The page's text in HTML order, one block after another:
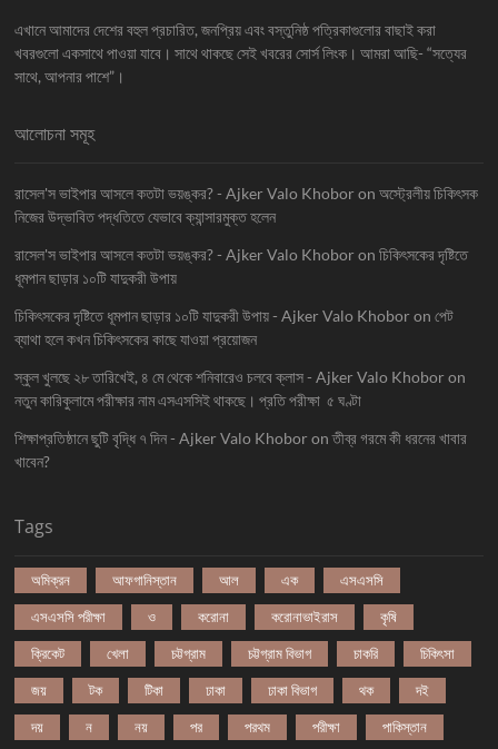
এখানে আমাদের দেশের বহুল প্রচারিত, জনপ্রিয় এবং বস্তুনিষ্ঠ পত্রিকাগুলোর বাছাই করা
খবরগুলো একসাথে পাওয়া যাবে। সাথে থাকছে সেই খবরের সোর্স লিংক। আমরা আছি- “সত্যের
সাথে, আপনার পাশে”।
আলোচনা সমূহ
রাসেল'স ভাইপার আসলে কতটা ভয়ঙ্কর? - Ajker Valo Khobor onঅস্ট্রেলীয় চিকিৎসক
নিজের উদ্ভাবিত পদ্ধতিতে যেভাবে ক্যান্সারমুক্ত হলেন
রাসেল'স ভাইপার আসলে কতটা ভয়ঙ্কর? - Ajker Valo Khobor onচিকিৎসকের দৃষ্টিতে
ধূমপান ছাড়ার ১০টি যাদুকরী উপায়
চিকিৎসকের দৃষ্টিতে ধূমপান ছাড়ার ১০টি যাদুকরী উপায় - Ajker Valo Khobor onপেট
ব্যাথা হলে কখন চিকিৎসকের কাছে যাওয়া প্রয়োজন
স্কুল খুলছে ২৮ তারিখেই, ৪ মে থেকে শনিবারেও চলবে ক্লাস - Ajker Valo Khobor on
নতুন কারিকুলামে পরীক্ষার নাম এসএসসিই থাকছে। প্রতি পরীক্ষা ৫ ঘণ্টা
শিক্ষাপ্রতিষ্ঠানে ছুটি বৃদ্ধি ৭ দিন - Ajker Valo Khobor onতীব্র গরমে কী ধরনের খাবার
খাবেন?
Tags
অমিক্রন আফগানিস্তান আল এক এসএসসি
এসএসসি পরীক্ষা ও করোনা করোনাভাইরাস কৃষি
ক্রিকেট খেলা চট্টগ্রাম চট্টগ্রাম বিভাগ চাকরি চিকিৎসা
জয় টক টিকা ঢাকা ঢাকা বিভাগ থক দই
দয় ন নয় পর পরথম পরীক্ষা পাকিস্তান